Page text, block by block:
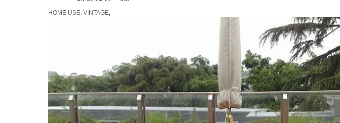
HOME USE, VINTAGE,